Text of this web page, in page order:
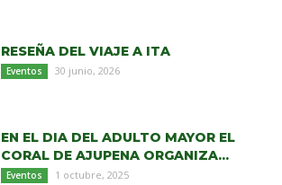
RESEÑA DEL VIAJE A ITA
Eventos 30 junio, 2026
EN EL DIA DEL ADULTO MAYOR EL
CORAL DE AJUPENA ORGANIZA...
Eventos 1 octubre, 2025